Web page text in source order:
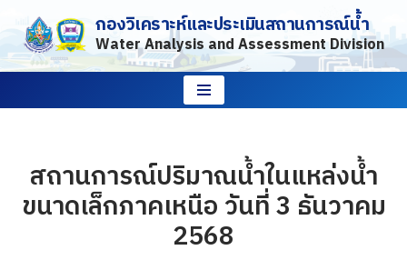
Skip
to
กองวิเคราะห์และประเมินสถานการณ์น้ำ
Water Analysis and Assessment Division
สถานการณ์ปริมาณน้ำในแหล่งน้ำ
ขนาดเล็กภาคเหนือ วันที่ 3 ธันวาคม
2568